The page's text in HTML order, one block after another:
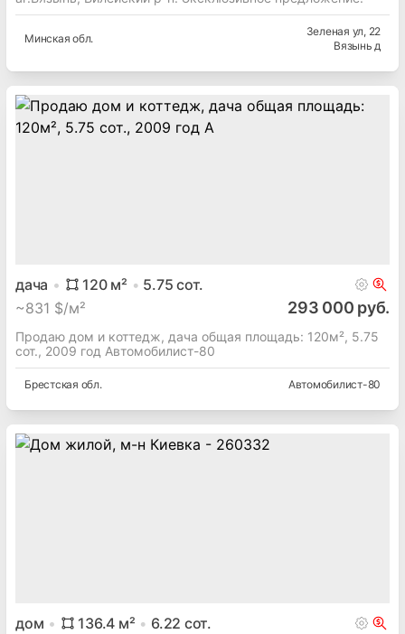
Минская обл.
Зеленая ул, 22
Вязынь д
дача 120м² 5.75 сот.
~831 $/м² 293 000 руб.
Продаю дом и коттедж, дача общая площадь: 120м², 5.75
сот., 2009 год Автомобилист-80
Брестская обл. Автомобилист-80
дом 136.4 м² 6.22 сот.